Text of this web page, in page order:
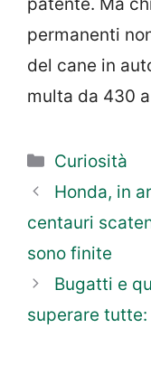
permanenti
del cane in
multa da 430 a
Categorie
Curiosità
Honda, in
centauri
sono finite
Bugatti e
superare